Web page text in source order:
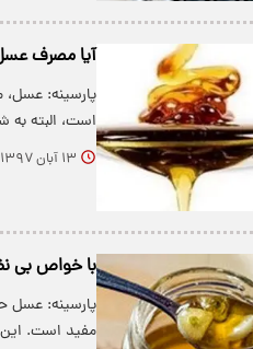
آیا مصرف
پارسینه: عسل،
است، البته
۱۳ آبان ۱۳۹۷
با خواص بی
پارسینه: عسل
مفید است.